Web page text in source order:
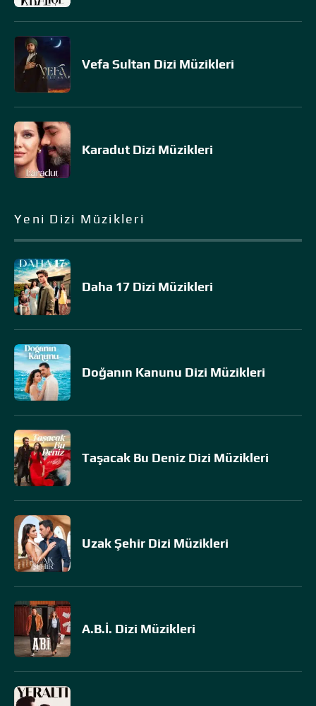
Vefa Sultan Dizi Müzikleri
Karadut Dizi Müzikleri
Yeni Dizi Müzikleri
Daha 17 Dizi Müzikleri
Doğanın Kanunu Dizi Müzikleri
Taşacak Bu Deniz Dizi Müzikleri
Uzak Şehir Dizi Müzikleri
A.B.İ. Dizi Müzikleri